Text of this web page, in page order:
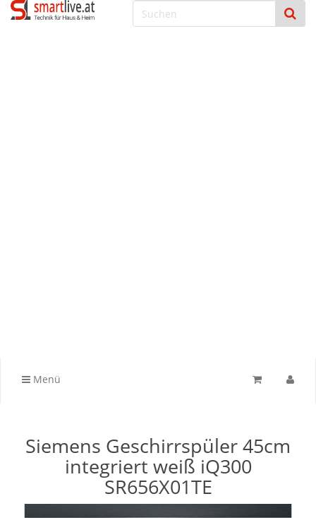
Menü
Siemens Geschirrspüler 45cm
integriert weiß iQ300
SR656X01TE